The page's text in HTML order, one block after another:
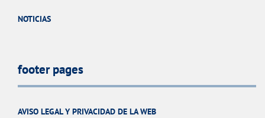
NOTICIAS
footer pages
AVISO LEGAL Y PRIVACIDAD DE LA WEB